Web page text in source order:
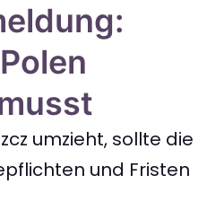
umzieht, sollte die
und Fristen